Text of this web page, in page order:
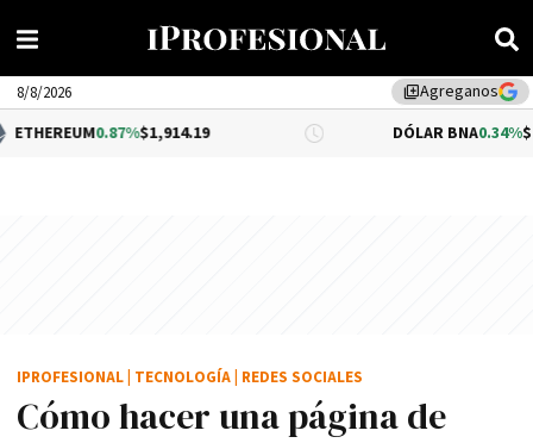
library_addAgreganos
8/8/2026
$1,914.19 DÓLAR BNA 0.34%$1,520.00
Cómo hacer una página de
IPROFESIONAL TECNOLOGÍA REDES SOCIALES